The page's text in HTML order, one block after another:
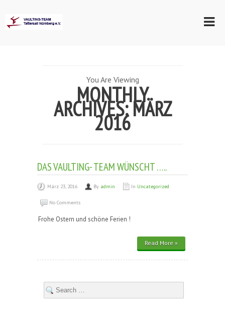
You Are Viewing
MONTHLY
ARCHIVES: MÄRZ
2016
DAS VAULTING- TEAM WÜNSCHT …..
März 23, 2016 By admin In Uncategorized
No Comments
Frohe Ostern und schöne Ferien !
Read More »